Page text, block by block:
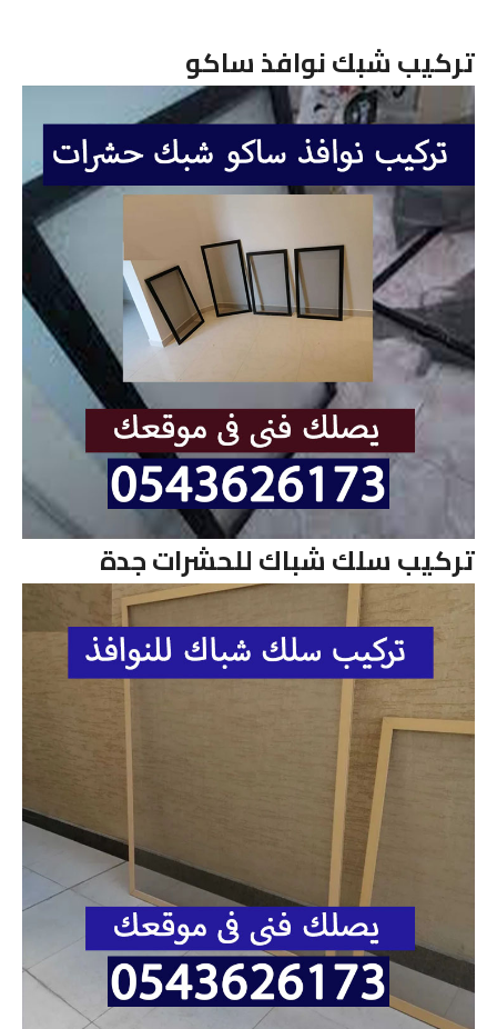
تركيب شبك نوافذ ساكو
تركيب سلك شباك للحشرات جدة